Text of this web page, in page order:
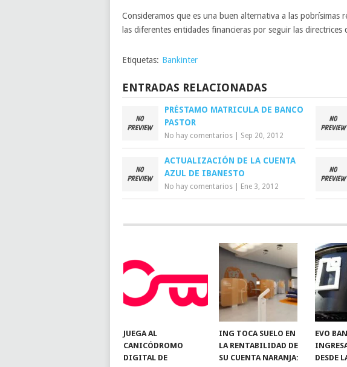
Consideramos que es una buen alternativa a las pobrísimas
las diferentes entidades financieras por seguir las directrices
Etiquetas: Bankinter
ENTRADAS RELACIONADAS
PRÉSTAMO MATRICULA DE BANCO
PASTOR
No hay comentarios Sep 20, 2012
ACTUALIZACIÓN DE LA CUENTA
AZUL DE IBANESTO
No hay comentarios Ene 3, 2012
JUEGA AL
CANICÓDROMO
DIGITAL DE
ING TOCA SUELO EN
LA RENTABILIDAD DE
SU CUENTA NARANJA:
EVO
DESDE